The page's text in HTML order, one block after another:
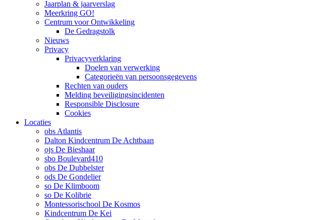
Jaarplan & jaarverslag
Meerkring GO!
Centrum voor Ontwikkeling
De Gedragstolk
Nieuws
Privacy
Privacyverklaring
Doelen van verwerking
Categorieën van persoonsgegevens
Rechten van ouders
Melding beveiligingsincidenten
Responsible Disclosure
Cookies
Locaties
obs Atlantis
Dalton Kindcentrum De Achtbaan
ojs De Bieshaar
sbo Boulevard410
obs De Dubbelster
ods De Gondelier
so De Klimboom
so De Kolibrie
Montessorischool De Kosmos
Kindcentrum De Kei